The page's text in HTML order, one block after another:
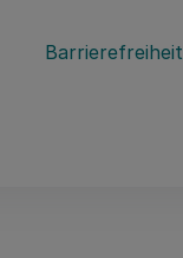
Barrierefreiheit